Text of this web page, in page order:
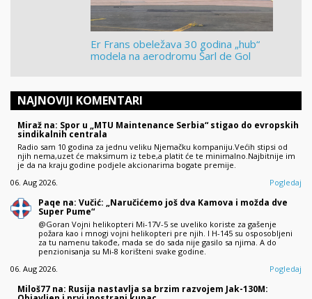
Er Frans obeležava 30 godina „hub“
modela na aerodromu Šarl de Gol
NAJNOVIJI KOMENTARI
Miraž na: Spor u „MTU Maintenance Serbia“ stigao do evropskih
sindikalnih centrala
Radio sam 10 godina za jednu veliku Njemačku kompaniju.Većih stipsi od
njih nema,uzet će maksimum iz tebe,a platit će te minimalno.Najbitnije im
je da na kraju godine podjele akcionarima bogate premije.
06. Aug 2026.
Pogledaj
Paqe na: Vučić: „Naručićemo još dva Kamova i možda dve
Super Pume“
@Goran Vojni helikopteri Mi-17V-5 se uveliko koriste za gašenje
požara kao i mnogi vojni helikopteri pre njih. I H-145 su osposobljeni
za tu namenu takođe, mada se do sada nije gasilo sa njima. A do
penzionisanja su Mi-8 korišteni svake godine.
06. Aug 2026.
Pogledaj
Miloš77 na: Rusija nastavlja sa brzim razvojem Jak-130M: